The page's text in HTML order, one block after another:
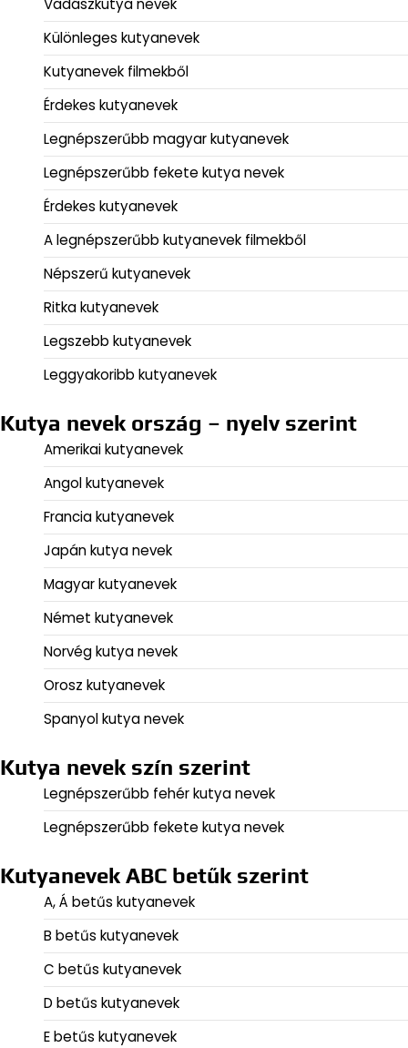
Vadászkutya nevek
Különleges kutyanevek
Kutyanevek filmekből
Érdekes kutyanevek
Legnépszerűbb magyar kutyanevek
Legnépszerűbb fekete kutya nevek
Érdekes kutyanevek
A legnépszerűbb kutyanevek filmekből
Népszerű kutyanevek
Ritka kutyanevek
Legszebb kutyanevek
Leggyakoribb kutyanevek
Kutya nevek ország – nyelv szerint
Amerikai kutyanevek
Angol kutyanevek
Francia kutyanevek
Japán kutya nevek
Magyar kutyanevek
Német kutyanevek
Norvég kutya nevek
Orosz kutyanevek
Spanyol kutya nevek
Kutya nevek szín szerint
Legnépszerűbb fehér kutya nevek
Legnépszerűbb fekete kutya nevek
Kutyanevek ABC betűk szerint
A, Á betűs kutyanevek
B betűs kutyanevek
C betűs kutyanevek
D betűs kutyanevek
E betűs kutyanevek